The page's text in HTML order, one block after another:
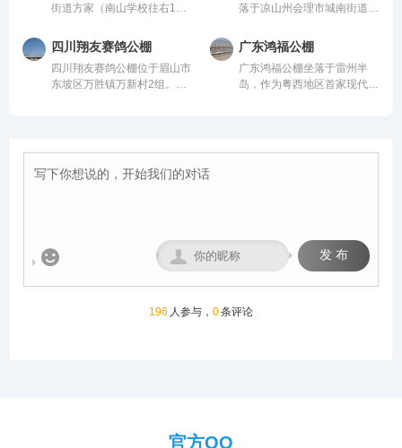
地。
赛鸽净地。
28米，高15米，可容纳
到饲养团队，均达到业内领先
水平，为广大鸽友创造一个心
神向往的赛鸽净地。
米、宽28米，可容纳赛鸽2.5
喂食区和赛飞活动区等。
街道方家（南山学校往右1公
管。该公棚以国际、国内先
进、科学合理的设计方案进行
建设，采用一体化钢架结构，
公棚长200米，宽28米，高15
创造一个心神向往的赛鸽净
地。
落于凉山州会理市城南街道五
然氧吧，距城区仅4公里，
108国道直达，交通便捷。公
棚周边无高压线遮挡，视野开
阔、生态优越，是赛鸽饲养、
四川翔友赛鸽公棚
四川翔友赛鸽公棚位于眉山市
东坡区万胜镇万新村2组。气
长、训养与竞翔提供了理想场
多平方米。公棚一字型排列，
能容纳一万五千余羽的赛鸽。
线，规划多关阶梯式竞赛体
广东鸿福公棚
广东鸿福公棚坐落于雷州半
岛，作为粤西地区首家现代化
4.5米，确保干燥通风。我们
致力于以顶级设施与科学管
就每一羽翱翔。
 发 布

196 人参与， 0条评论
官方QQ